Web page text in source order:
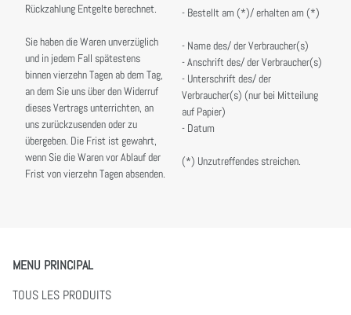
Rückzahlung Entgelte berechnet.
Sie haben die Waren unverzüglich
und in jedem Fall spätestens
binnen vierzehn Tagen ab dem Tag,
an dem Sie uns über den Widerruf
dieses Vertrags unterrichten, an
uns zurückzusenden oder zu
übergeben. Die Frist ist gewahrt,
wenn Sie die Waren vor Ablauf der
Frist von vierzehn Tagen absenden.
- Bestellt am (*)/ erhalten am (*)
- Name des/ der Verbraucher(s)
- Anschrift des/ der Verbraucher(s)
- Unterschrift des/ der
Verbraucher(s) (nur bei Mitteilung
auf Papier)
- Datum
(*) Unzutreffendes streichen.
MENU PRINCIPAL
TOUS LES PRODUITS